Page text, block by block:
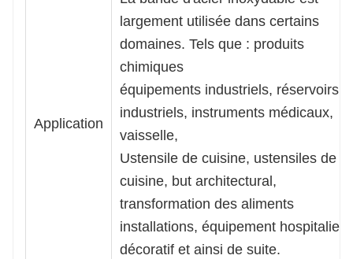
Application
largement utilisée dans certains
domaines. Tels que : produits
chimiques
équipements industriels, réservoirs
industriels, instruments médicaux,
vaisselle,
Ustensile de cuisine, ustensiles de
cuisine, but architectural,
transformation des aliments
installations, équipement hospitalier,
décoratif et ainsi de suite.